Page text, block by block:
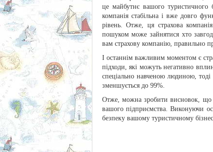
це майбутнє вашого туристичного
компанія стабільна і вже довго
рівень. Отже, ця страхова
пошуком може зайнятися хто
вам страхову компанію, правильно
І останнім важливим моментом є
підходи, які можуть негативно
спеціально навченою людиною, тоді
зменшується до 99%.
Отже, можна зробити висновок, що
вашого підприємства. Виконуючи
безпеку вашому туристичному